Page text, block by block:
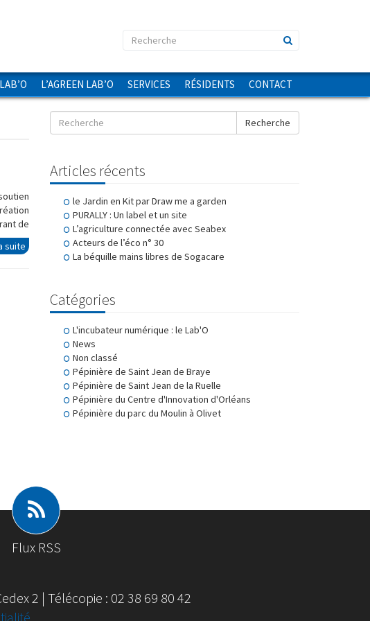
L’AGREEN LAB’O SERVICES RÉSIDENTS CONTACT
de
suite
Recherche
Articles récents
le Jardin en Kit par Draw me a garden
PURALLY : Un label et un site
L’agriculture connectée avec Seabex
Acteurs de l’éco n° 30
La béquille mains libres de Sogacare
Catégories
L'incubateur numérique : le Lab'O
News
Non classé
Pépinière de Saint Jean de Braye
Pépinière de Saint Jean de la Ruelle
Pépinière du Centre d'Innovation d'Orléans
Pépinière du parc du Moulin à Olivet
Flux RSS
2 | Télécopie : 02 38 69 80 42